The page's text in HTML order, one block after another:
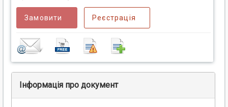
Замовити Реєстрація
Інформація про документ